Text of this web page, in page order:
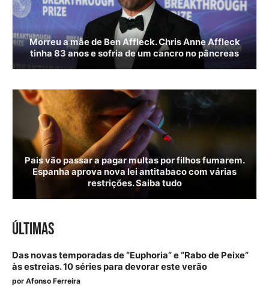
Morreu a mãe de Ben Affleck. Chris Anne Affleck
tinha 83 anos e sofria de um cancro no pâncreas
Pais vão passar a pagar multas por filhos fumarem.
Espanha aprova nova lei antitabaco com várias
restrições. Saiba tudo
ÚLTIMAS
Das novas temporadas de “Euphoria” e “Rabo de Peixe”
às estreias. 10 séries para devorar este verão
por Afonso Ferreira